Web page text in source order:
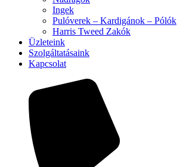
Ingek
Pulóverek – Kardigánok – Pólók
Harris Tweed Zakók
Üzleteink
Szolgáltatásaink
Kapcsolat